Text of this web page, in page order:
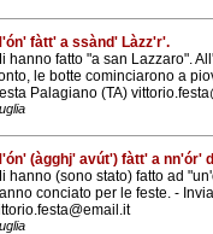
fàtt' a ssànd' Làzz'r'.
hanno fatto "a san Lazzaro".
le botte cominciarono a
Palagiano (TA)
(àgghj' avút') fàtt' a nn'ór'
hanno (sono stato) fatto ad
conciato per le feste. -